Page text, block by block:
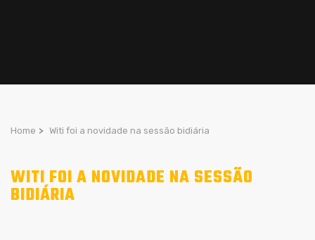
Home > Witi foi a novidade na sessão bidiária
WITI FOI A NOVIDADE NA SESSÃO
BIDIÁRIA